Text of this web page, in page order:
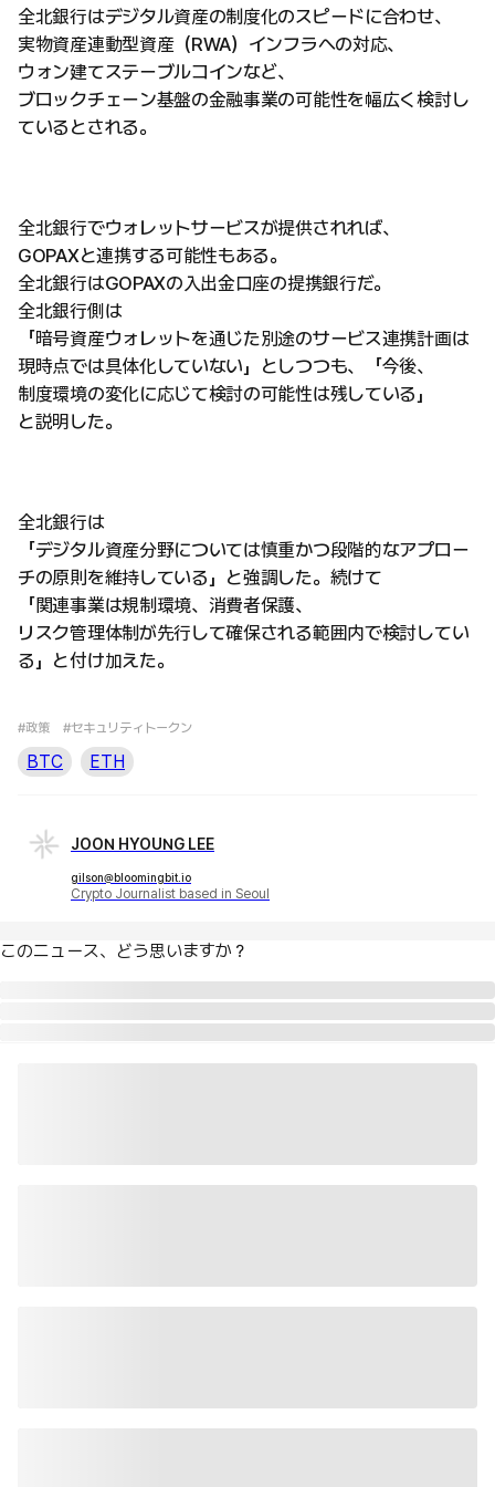
全北銀行はデジタル資産の制度化のスピードに合わせ、
実物資産連動型資産（RWA）インフラへの対応、
ウォン建てステーブルコインなど、
ブロックチェーン基盤の金融事業の可能性を幅広く検討し
ているとされる。
全北銀行でウォレットサービスが提供されれば、
GOPAXと連携する可能性もある。
全北銀行はGOPAXの入出金口座の提携銀行だ。
全北銀行側は
「暗号資産ウォレットを通じた別途のサービス連携計画は
現時点では具体化していない」としつつも、「今後、
制度環境の変化に応じて検討の可能性は残している」
と説明した。
全北銀行は
「デジタル資産分野については慎重かつ段階的なアプロー
チの原則を維持している」と強調した。続けて
「関連事業は規制環境、消費者保護、
リスク管理体制が先行して確保される範囲内で検討してい
る」と付け加えた。
#政策 #セキュリティトークン
BTC ETH
JOON HYOUNG LEE
gilson@bloomingbit.io
Crypto Journalist based in Seoul
このニュース、どう思いますか？